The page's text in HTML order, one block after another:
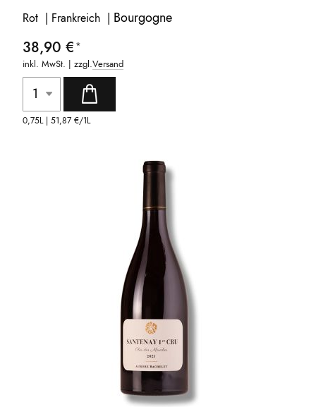
Rot | Frankreich | Bourgogne
38,90 €
inkl. MwSt. | zzgl.Versand
0,75L |51,87 €/1L